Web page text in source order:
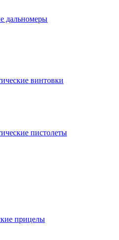
дальномеры
винтовки
пистолеты
прицелы